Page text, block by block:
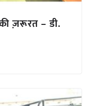
की ज़रूरत – डी.